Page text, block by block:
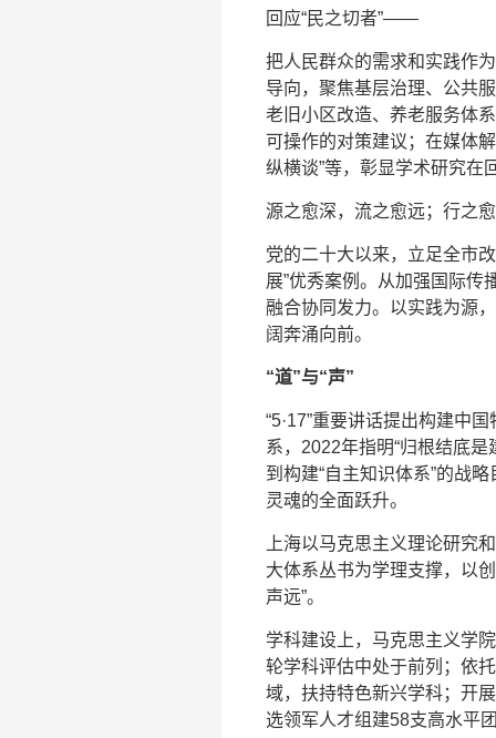
回应“民之切者”——
把人民群众的需求和实践作
导向，聚焦基层治理、公共
老旧小区改造、养老服务体
可操作的对策建议；在媒体
纵横谈”等，彰显学术研究在
源之愈深，流之愈远；行之
党的二十大以来，立足全市
展”优秀案例。从加强国际传
融合协同发力。以实践为源
阔奔涌向前。
“道”与“声”
“5·17”重要讲话提出构建中
系，2022年指明“归根结底是
到构建“自主知识体系”的战
灵魂的全面跃升。
上海以马克思主义理论研究
大体系丛书为学理支撑，以
声远”。
学科建设上，马克思主义学
轮学科评估中处于前列；依
域，扶持特色新兴学科；开
选领军人才组建58支高水平